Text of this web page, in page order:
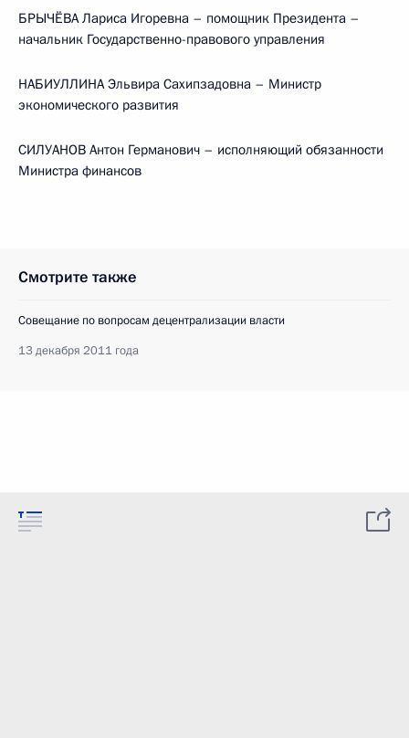
БРЫЧЁВА Лариса Игоревна – помощник Президента –
начальник Государственно-правового управления
НАБИУЛЛИНА Эльвира Сахипзадовна – Министр
экономического развития
СИЛУАНОВ Антон Германович – исполняющий обязанности
Министра финансов
Смотрите также
Совещание по вопросам децентрализации власти
13 декабря 2011 года